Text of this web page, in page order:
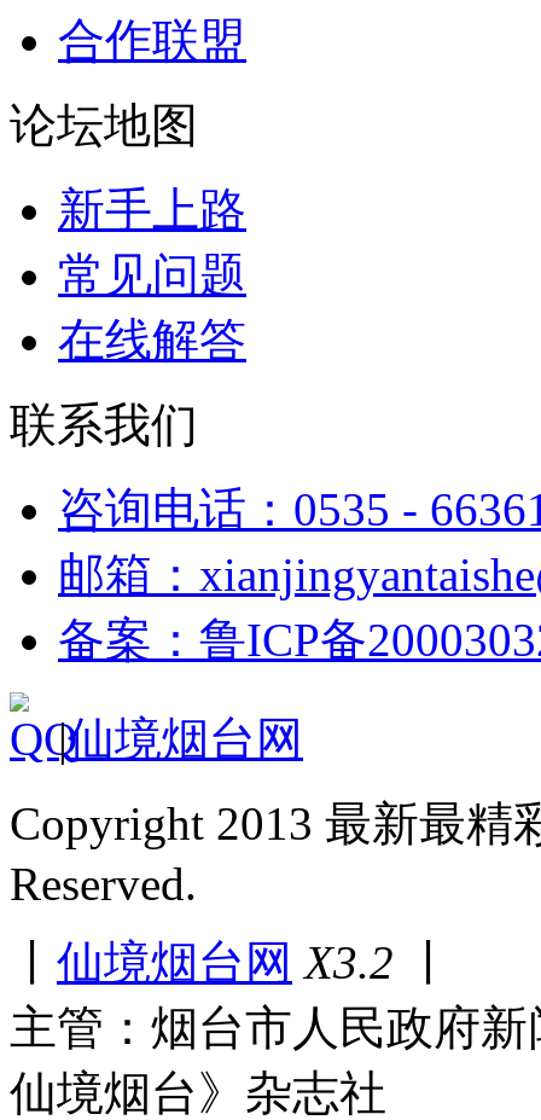
合作联盟
论坛地图
新手上路
常见问题
在线解答
联系我们
咨询电话：0535 -
邮箱：
备案：鲁ICP备
|仙境烟台网
Copyright 2013 最新最
Reserved.
仙境烟台网 X3.2
主管：烟台市人民政府
仙境烟台》杂志社